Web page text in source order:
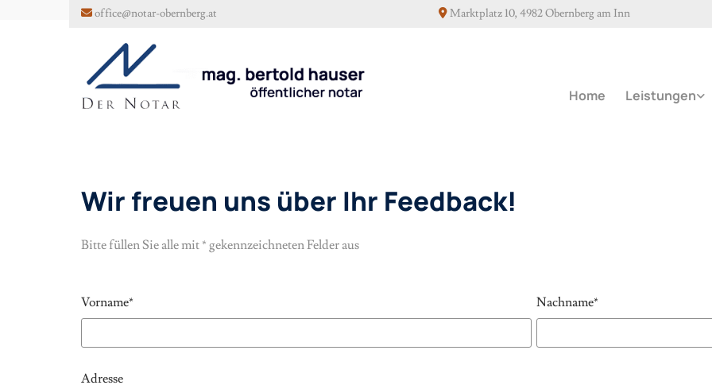
 office@notar-obernberg.at  Marktplatz 10, 4982 Obernberg am Inn
Home Leistungen
Wir freuen uns über Ihr Feedback!
Bitte füllen Sie alle mit * gekennzeichneten Felder aus
Vorname* Nachname*
Adresse